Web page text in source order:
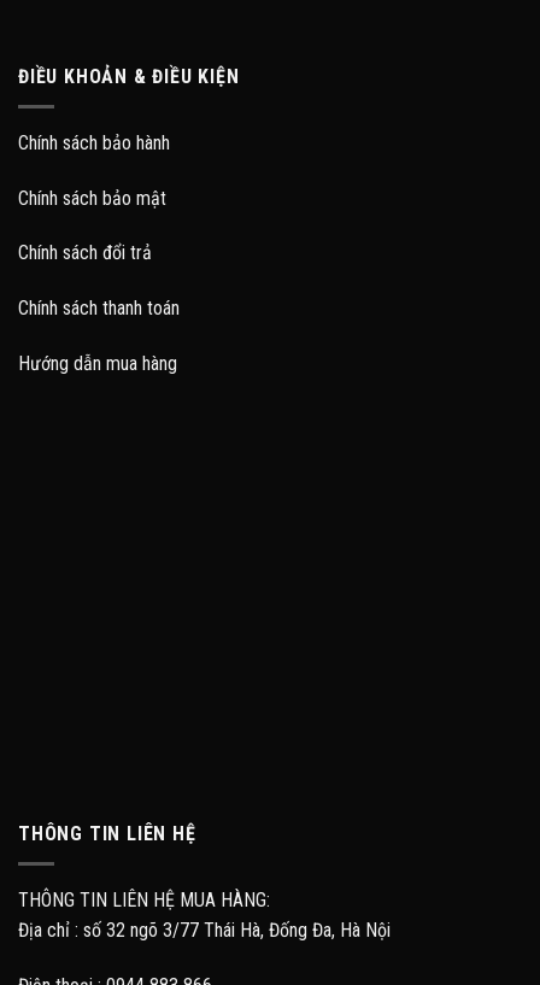
ĐIỀU KHOẢN & ĐIỀU KIỆN
Chính sách bảo hành
Chính sách bảo mật
Chính sách đổi trả
Chính sách thanh toán
Hướng dẫn mua hàng
THÔNG TIN LIÊN HỆ
THÔNG TIN LIÊN HỆ MUA HÀNG:
Địa chỉ : số 32 ngõ 3/77 Thái Hà, Đống Đa, Hà Nội